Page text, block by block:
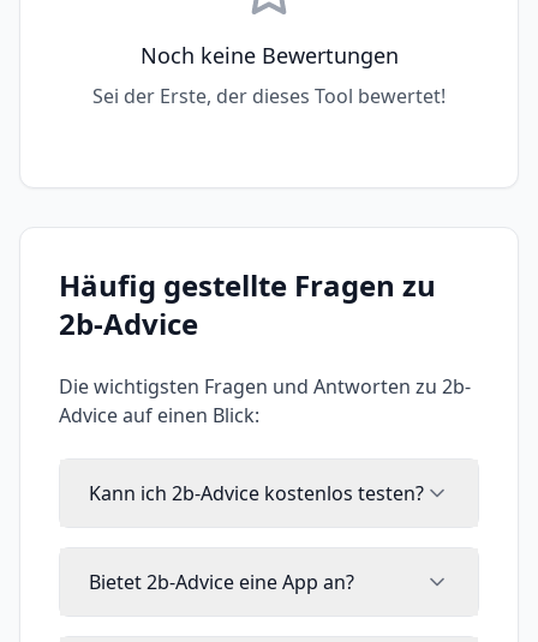
Noch keine Bewertungen
Sei der Erste, der dieses Tool bewertet!
Häufig gestellte Fragen zu
2b-Advice
Die wichtigsten Fragen und Antworten zu 2b-
Adviceauf einen Blick:
Kann ich 2b-Advice kostenlos testen?
Bietet 2b-Advice eine App an?